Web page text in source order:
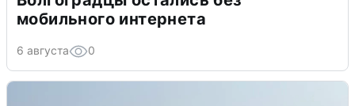
мобильного интернета
6 августа 0